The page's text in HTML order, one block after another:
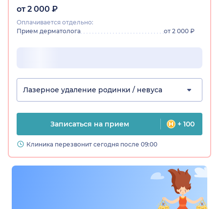
от 2 000 ₽
Оплачивается отдельно:
Прием дерматолога
от 2 000 ₽
Лазерное удаление родинки / невуса
Записаться на прием + 100
Клиника перезвонит сегодня после 09:00